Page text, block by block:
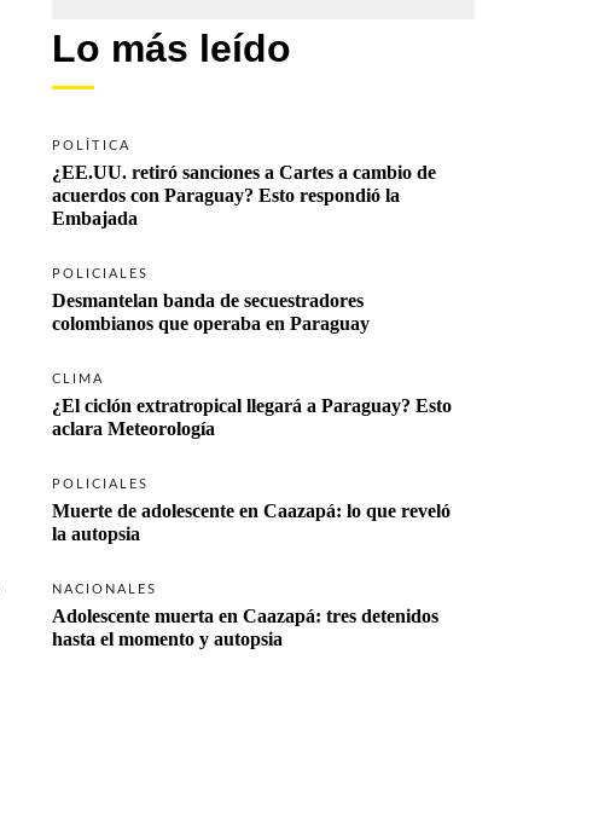
Lo más leído
POLÍTICA
¿EE.UU. retiró sanciones a Cartes a cambio de
acuerdos con Paraguay? Esto respondió la
Embajada
POLICIALES
Desmantelan banda de secuestradores
colombianos que operaba en Paraguay
CLIMA
¿El ciclón extratropical llegará a Paraguay? Esto
aclara Meteorología
POLICIALES
Muerte de adolescente en Caazapá: lo que reveló
la autopsia
NACIONALES
Adolescente muerta en Caazapá: tres detenidos
hasta el momento y autopsia